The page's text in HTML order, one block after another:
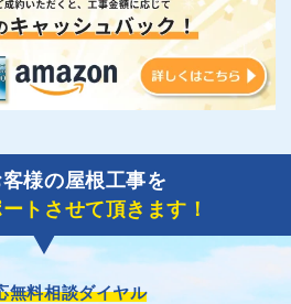
様の屋根工事を
トさせて頂きます！
無料相談ダイヤル